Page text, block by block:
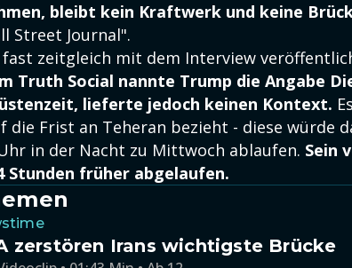
bleibt kein Kraftwerk und keine
Street Journal".
fast zeitgleich mit dem Interview
Truth Social nannte Trump die Angabe
lieferte jedoch keinen Kontext.
die Frist an Teheran bezieht - diese würde
in der Nacht zu Mittwoch ablaufen. Sein
Stunden früher abgelaufen.
zerstören Irans wichtigste Brücke